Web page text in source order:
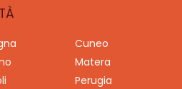
Cuneo
Matera
Perugia